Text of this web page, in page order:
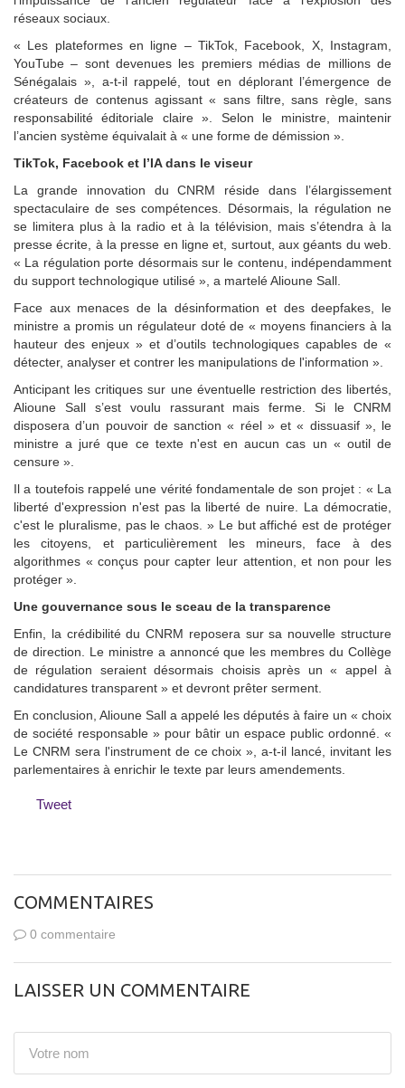
réseaux sociaux.
« Les plateformes en ligne – TikTok, Facebook, X, Instagram,
YouTube – sont devenues les premiers médias de millions de
Sénégalais », a-t-il rappelé, tout en déplorant l’émergence de
créateurs de contenus agissant « sans filtre, sans règle, sans
responsabilité éditoriale claire ». Selon le ministre, maintenir
l’ancien système équivalait à « une forme de démission ».
TikTok, Facebook et l’IA dans le viseur
La grande innovation du CNRM réside dans l’élargissement
spectaculaire de ses compétences. Désormais, la régulation ne
se limitera plus à la radio et à la télévision, mais s’étendra à la
presse écrite, à la presse en ligne et, surtout, aux géants du web.
« La régulation porte désormais sur le contenu, indépendamment
du support technologique utilisé », a martelé Alioune Sall.
Face aux menaces de la désinformation et des deepfakes, le
ministre a promis un régulateur doté de « moyens financiers à la
hauteur des enjeux » et d’outils technologiques capables de «
détecter, analyser et contrer les manipulations de l'information ».
Anticipant les critiques sur une éventuelle restriction des libertés,
Alioune Sall s’est voulu rassurant mais ferme. Si le CNRM
disposera d’un pouvoir de sanction « réel » et « dissuasif », le
ministre a juré que ce texte n'est en aucun cas un « outil de
censure ».
Il a toutefois rappelé une vérité fondamentale de son projet : « La
liberté d'expression n'est pas la liberté de nuire. La démocratie,
c'est le pluralisme, pas le chaos. » Le but affiché est de protéger
les citoyens, et particulièrement les mineurs, face à des
algorithmes « conçus pour capter leur attention, et non pour les
protéger ».
Une gouvernance sous le sceau de la transparence
Enfin, la crédibilité du CNRM reposera sur sa nouvelle structure
de direction. Le ministre a annoncé que les membres du Collège
de régulation seraient désormais choisis après un « appel à
candidatures transparent » et devront prêter serment.
En conclusion, Alioune Sall a appelé les députés à faire un « choix
de société responsable » pour bâtir un espace public ordonné. «
Le CNRM sera l'instrument de ce choix », a-t-il lancé, invitant les
parlementaires à enrichir le texte par leurs amendements.
Tweet
COMMENTAIRES
0 commentaire
LAISSER UN COMMENTAIRE